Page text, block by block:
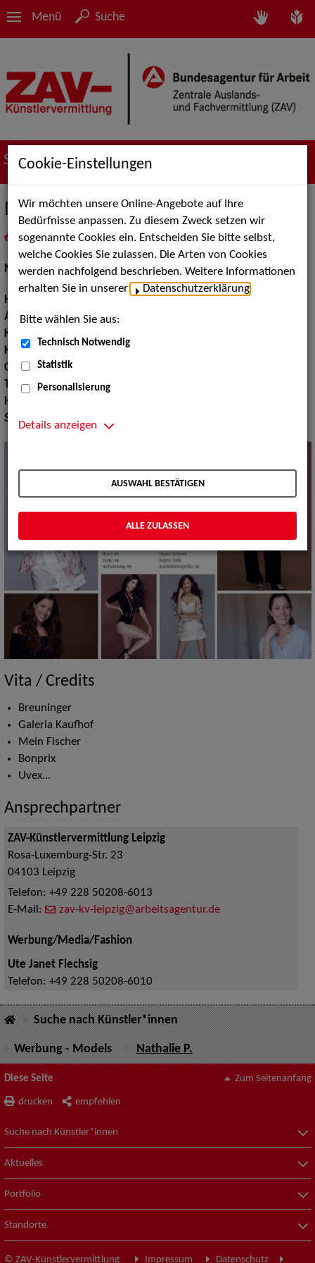
Menü Suche
Suche nach Künstler*innen
Nathalie P.
als PDF speichern
inMeine Merklistelegen
Models / Werbung:Fotomodell, Mannequin
Haarfarbe:
Augenfarbe:blau
Körpergröße:
Konfektionsgröße:
Oberweite:85
Taille:
68
Hüfte:
Schuhgröße:
38 39 39
Vita / Credits
Breuninger
Galeria Kaufhof
Mein Fischer
Bonprix
Uvex...
Ansprechpartner
ZAV-Künstlervermittlung Leipzig
Rosa-Luxemburg-Str. 23
04103 Leipzig
Telefon: +49 228 50208-6013
E-Mail:
zav-kv-leipzig@arbeitsagentur.de
Werbung/Media/Fashion
Ute Janet Flechsig
Telefon: +49 228 50208-6010
Suche nach Künstler*innen
Werbung - Models Nathalie P.
Diese Seite
drucken empfehlen
Zum Seitenanfang
Suche nach Künstler*innen
Aktuelles
Portfolio
Standorte
© ZAV-Künstlervermittlung Impressum Datenschutz
Cookie-Einstellungen
Wir möchten unsere Online-Angebote auf Ihre
Bedürfnisse anpassen. Zu diesem Zweck setzen wir
sogenannte Cookies ein. Entscheiden Sie bitte selbst,
welche Cookies Sie zulassen. Die Arten von Cookies
werden nachfolgend beschrieben. Weitere Informationen
erhalten Sie in unserer
Datenschutzerklärung
Bitte wählen Sie aus:
Technisch Notwendig
Statistik
Personalisierung
Details anzeigen
AUSWAHL BESTÄTIGEN
ALLE ZULASSEN